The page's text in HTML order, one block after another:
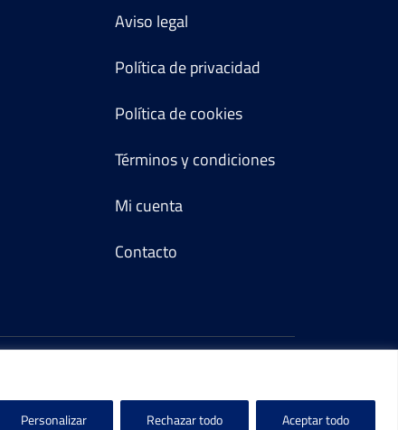
Personalizar Rechazar todo Aceptar todo
Aviso legal
Política de privacidad
Política de cookies
Términos y condiciones
Mi cuenta
Contacto